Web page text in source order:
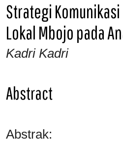
Strategi
Lokal Mbojo pada
Kadri Kadri
Abstract
Abstrak: